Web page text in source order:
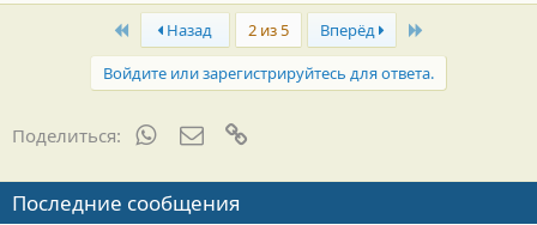
First Назад 2 из 5 Вперёд
Войдите или зарегистрируйтесь для ответа.
Поделиться: WhatsAppЭлектронная почта
Последние сообщения